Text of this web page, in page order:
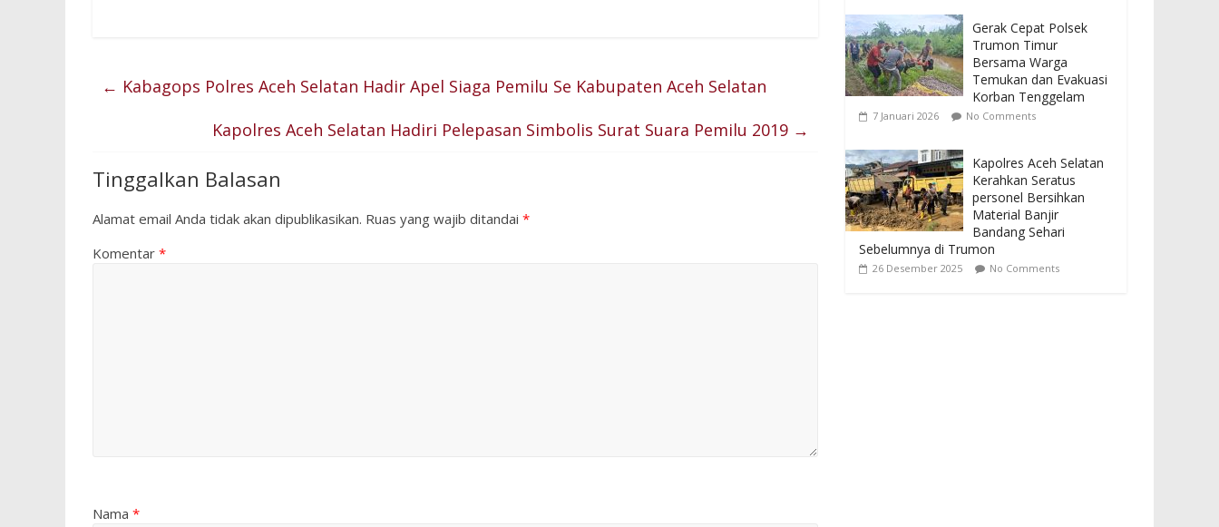
← Kabagops Polres Aceh Selatan Hadir Apel Siaga Pemilu Se Kabupaten Aceh Selatan
Kapolres Aceh Selatan Hadiri Pelepasan Simbolis Surat Suara Pemilu 2019 →
Tinggalkan Balasan
Alamat email Anda tidak akan dipublikasikan. Ruas yang wajib ditandai *
Komentar *
Nama *
Gerak Cepat Polsek
Trumon Timur
Bersama Warga
Temukan dan Evakuasi
Korban Tenggelam
7 Januari 2026 No Comments
Kapolres Aceh Selatan
Kerahkan Seratus
personel Bersihkan
Material Banjir
Bandang Sehari
Sebelumnya di Trumon
26 Desember 2025 No Comments